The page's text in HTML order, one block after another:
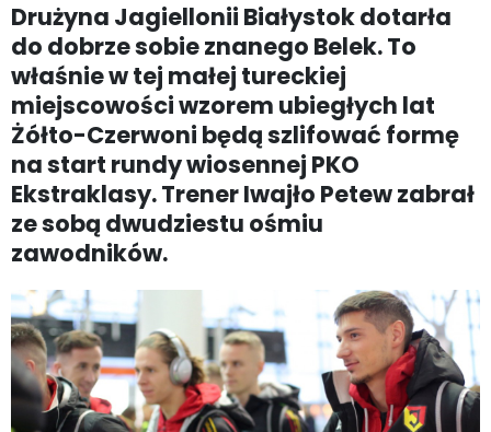
Drużyna Jagiellonii Białystok dotarła
do dobrze sobie znanego Belek. To
właśnie w tej małej tureckiej
miejscowości wzorem ubiegłych lat
Żółto-Czerwoni będą szlifować formę
na start rundy wiosennej PKO
Ekstraklasy. Trener Iwajło Petew zabrał
ze sobą dwudziestu ośmiu
zawodników.